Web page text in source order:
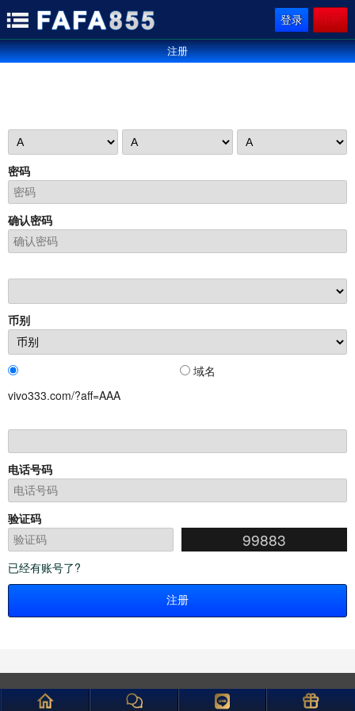
登录 注册
注册
密码
确认密码
币别
域名
vivo333.com/?aff=AAA
电话号码
验证码
99883
已经有账号了?